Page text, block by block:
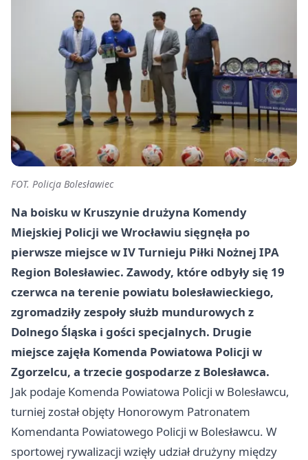
FOT. Policja Bolesławiec
Na boisku w Kruszynie drużyna Komendy
Miejskiej Policji we Wrocławiu sięgnęła po
pierwsze miejsce w IV Turnieju Piłki Nożnej IPA
Region Bolesławiec. Zawody, które odbyły się 19
czerwca na terenie powiatu bolesławieckiego,
zgromadziły zespoły służb mundurowych z
Dolnego Śląska i gości specjalnych. Drugie
miejsce zajęła Komenda Powiatowa Policji w
Zgorzelcu, a trzecie gospodarze z Bolesławca.
Jak podaje Komenda Powiatowa Policji w Bolesławcu,
turniej został objęty Honorowym Patronatem
Komendanta Powiatowego Policji w Bolesławcu. W
sportowej rywalizacji wzięły udział drużyny między